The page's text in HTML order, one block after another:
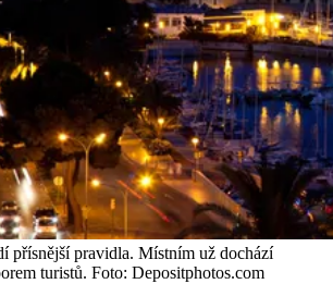
přísnější pravidla. Místním už dochází
turistů. Foto: Depositphotos.com